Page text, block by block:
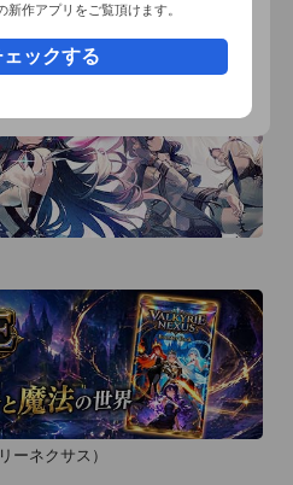
リ
ーネクサス）
作アプリをご覧頂けます。
ックする